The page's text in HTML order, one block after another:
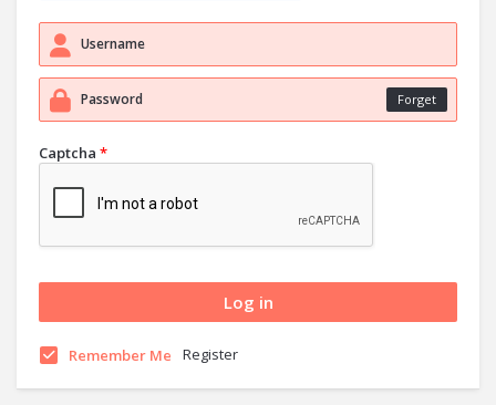
Forget
Captcha *
Remember Me Register